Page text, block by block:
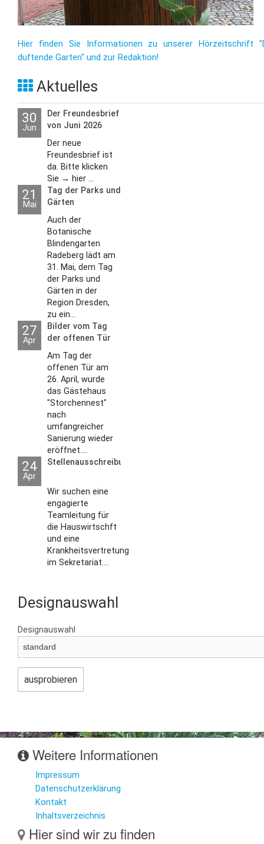
Hier finden Sie Informationen zu unserer Hörzeitschrift
duftende Garten" und zur Redaktion!
Aktuelles
30
Jun
Der Freundesbrief
von Juni 2026
Der neue
Freundesbrief ist
da. Bitte klicken
Sie → hier ...
21
Mai
Tag der Parks und
Gärten
Auch der
Botanische
Blindengarten
Radeberg lädt am
31. Mai, dem Tag
der Parks und
Gärten in der
Region Dresden,
zu ein...
27
Apr
Bilder vom Tag
der offenen Tür
2026
Am Tag der
offenen Tür am
26. April, wurde
das Gästehaus
"Storchennest"
nach
umfangreicher
Sanierung wieder
eröffnet....
24
Apr
Stellenausschreibungen
Wir suchen eine
engagierte
Teamleitung für
die Hauswirtschft
und eine
Krankheitsvertretung
im Sekretariat....
Designauswahl
Designauswahl
Weitere Informationen
Impressum
Datenschutzerklärung
Kontakt
Inhaltsverzeichnis
Hier sind wir zu finden